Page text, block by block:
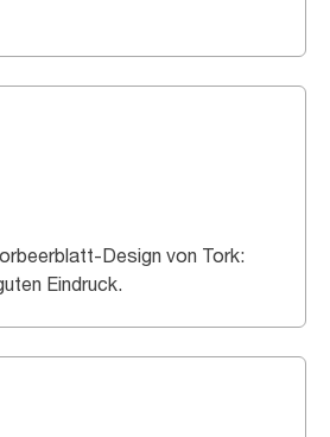
Design von Tork:
Eindruck.